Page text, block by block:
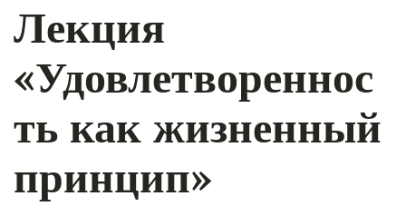
Лекция
«Удовлетвореннос
ть как жизненный
принцип»